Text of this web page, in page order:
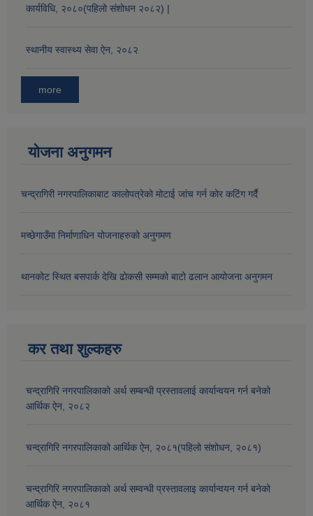
कार्यविधि, २०८०(पहिलो संशोधन २०८२) |
स्थानीय स्वास्थ्य सेवा ऐन, २०८२
more
योजना अनुगमन
चन्द्रागिरी नगरपालिकाबाट कालोपत्रेको मोटाई जांच गर्न कोर कटिंग गर्दै
मच्छेगाउँमा निर्माणाधिन योजनाहरुको अनुगमण
थानकोट स्थित बसपार्क देखि ढोकसी सम्मको बाटो ढलान आयोजना अनुगमन
कर तथा शुल्कहरु
चन्द्रागिरि नगरपालिकाको अर्थ सम्बन्धी प्रस्तावलाई कार्यान्वयन गर्न बनेको
आर्थिक ऐन, २०८२
चन्द्रागिरि नगरपालिकाको आर्थिक ऐन, २०८१(पहिलो संशोधन, २०८१)
चन्द्रागिरि नगरपालिकाको अर्थ सम्वन्धी प्रस्तावलाइ कार्यान्वयन गर्न बनेको
आर्थिक ऐन, २०८१